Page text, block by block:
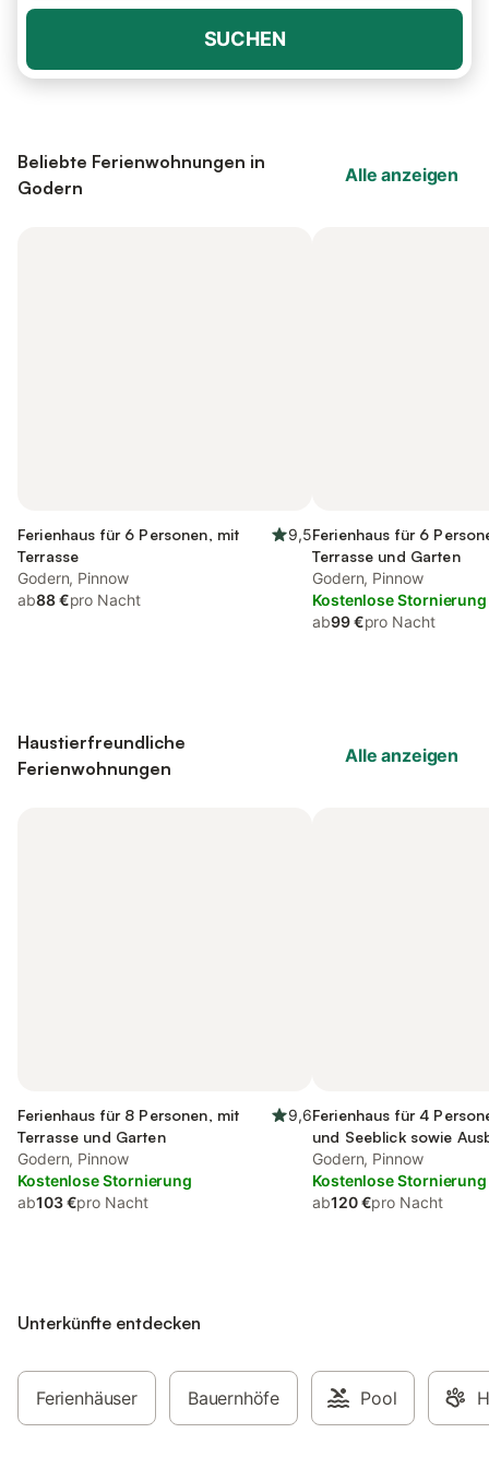
SUCHEN
Beliebte Ferienwohnungen in
Godern
Alle anzeigen
Ferienhaus für 6 Personen, mit
Terrasse
9,5
Godern, Pinnow
ab88 €pro Nacht
Ferienhaus für 6
Terrasse und Garten
Godern, Pinnow
Kostenlose Stornierung
ab99 €pro Nacht
Haustierfreundliche
Ferienwohnungen
Alle anzeigen
Ferienhaus für 8 Personen, mit
Terrasse und Garten
9,6
Godern, Pinnow
Kostenlose Stornierung
ab103 €pro Nacht
Ferienhaus für 4
und Seeblick sowie
Godern, Pinnow
Kostenlose Stornierung
ab120 €pro Nacht
Unterkünfte entdecken
Ferienhäuser Bauernhöfe Pool